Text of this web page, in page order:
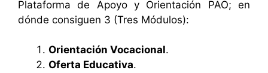
Plataforma de Apoyo y Orientación PAO; en
dónde consiguen 3 (Tres Módulos):
Orientación Vocacional.
Oferta Educativa.